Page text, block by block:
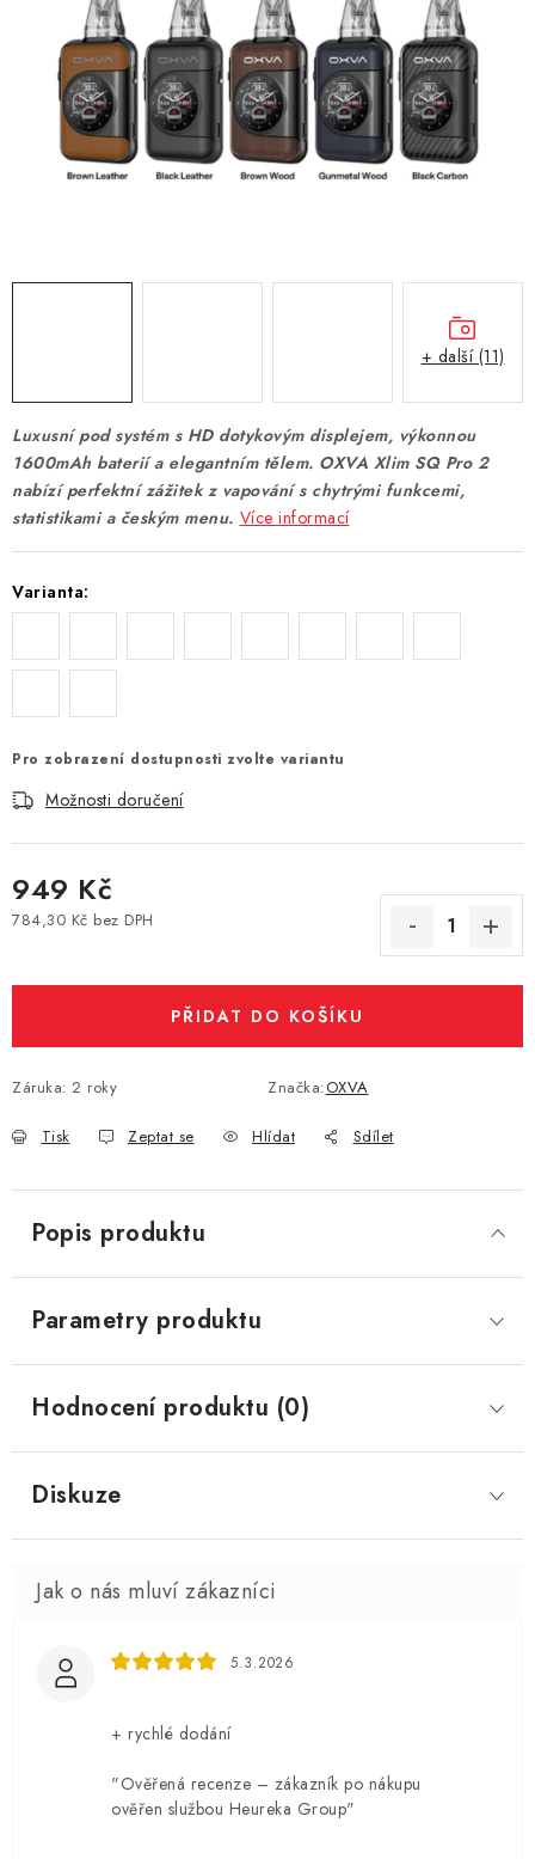
ATOMIZÉRY A CARTRIDGE
BATERIE A NABÍJEČKY
PŘÍSLUŠENSTVÍ
ZNAČKY
Kontakty
Luxusní pod systém s HD dotykovým displejem, výkonnou
1600mAh baterií a elegantním tělem. OXVA Xlim SQ Pro 2
nabízí perfektní zážitek z vapování s chytrými funkcemi,
statistikami a českým menu. Více informací
Varianta:
Pro zobrazení dostupnosti zvolte variantu
Možnosti doručení
949 Kč
784,30 Kč bez DPH
PŘIDAT DO KOŠÍKU
Záruka: 2 roky Značka:OXVA
Tisk Zeptat se Hlídat Sdílet
+ další (11)
Popis produktu
Parametry produktu
Hodnocení produktu (0)
Diskuze
5.3.2026
+ rychlé dodání
"Ověřená recenze – zákazník po nákupu
ověřen službou Heureka Group"